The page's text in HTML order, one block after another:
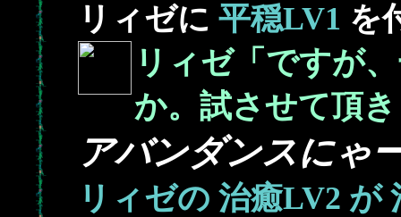
リィゼに 平穏LV1 を
リィゼ「ですが
か。試させて頂
アバンダンスにゃ
リィゼの 治癒LV2 が